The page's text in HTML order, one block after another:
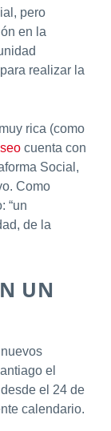
pero
en la
realizar la
rica (como
cuenta con
Social,
Como
“un
de la
UN
el
el 24 de
calendario.